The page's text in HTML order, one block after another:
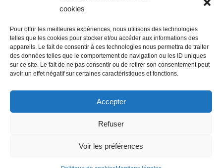
cookies
Pour offrir les meilleures expériences, nous utilisons des technologies
telles que les cookies pour stocker et/ou accéder aux informations des
appareils. Le fait de consentir à ces technologies nous permettra de traiter
des données telles que le comportement de navigation ou les ID uniques
sur ce site. Le fait de ne pas consentir ou de retirer son consentement peut
avoir un effet négatif sur certaines caractéristiques et fonctions.
Accepter
Refuser
Voir les préférences